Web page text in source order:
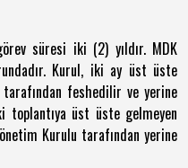
süresi iki (2) yıldır. MDK
Kurul, iki ay üst üste
feshedilir ve yerine
üst üste gelmeyen
Kurulu tarafından yerine